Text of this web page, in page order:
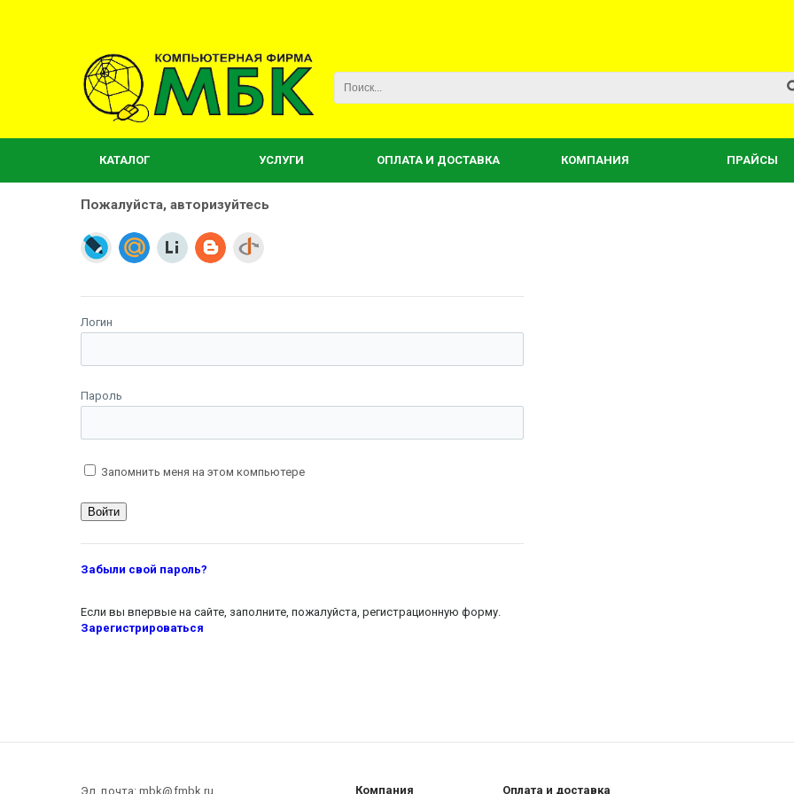
КАТАЛОГ УСЛУГИ ОПЛАТА И ДОСТАВКА КОМПАНИЯ ПРАЙСЫ
Пожалуйста, авторизуйтесь
Логин
Пароль
Запомнить меня на этом компьютере
Забыли свой пароль?
Если вы впервые на сайте, заполните, пожалуйста, регистрационную форму.
Зарегистрироваться
Эл. почта: mbk@fmbk.ru Компания Оплата и доставка